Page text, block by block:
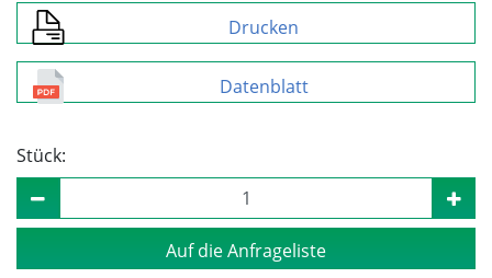
Drucken
Datenblatt
Stück:
Auf die Anfrageliste